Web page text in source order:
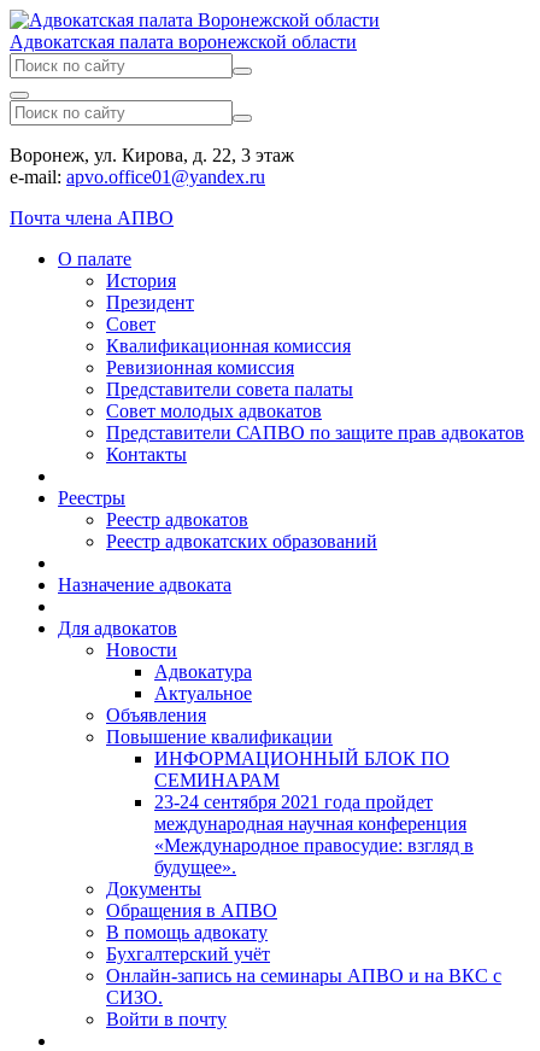
Адвокатская палата воронежской области
Воронеж, ул. Кирова, д. 22, 3 этаж
e-mail: apvo.office01@yandex.ru
Почта члена АПВО
О палате
История
Президент
Совет
Квалификационная комиссия
Ревизионная комиссия
Представители совета палаты
Совет молодых адвокатов
Представители САПВО по защите прав адвокатов
Контакты
Реестры
Реестр адвокатов
Реестр адвокатских образований
Назначение адвоката
Для адвокатов
Новости
Адвокатура
Актуальное
Объявления
Повышение квалификации
ИНФОРМАЦИОННЫЙ БЛОК ПО
СЕМИНАРАМ
23-24 сентября 2021 года пройдет
международная научная конференция
«Международное правосудие: взгляд в
будущее».
Документы
Обращения в АПВО
В помощь адвокату
Бухгалтерский учёт
Онлайн-запись на семинары АПВО и на ВКС с
СИЗО.
Войти в почту